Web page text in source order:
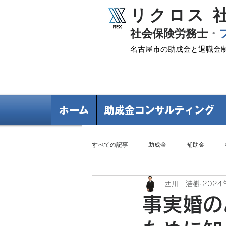
リクロス
​社会保険労務士 ・
名古屋市の助成金と退職金
ホーム 助成金コンサルティング
すべての記事 助成金 補助金
事実婚
西川 浩樹 2024